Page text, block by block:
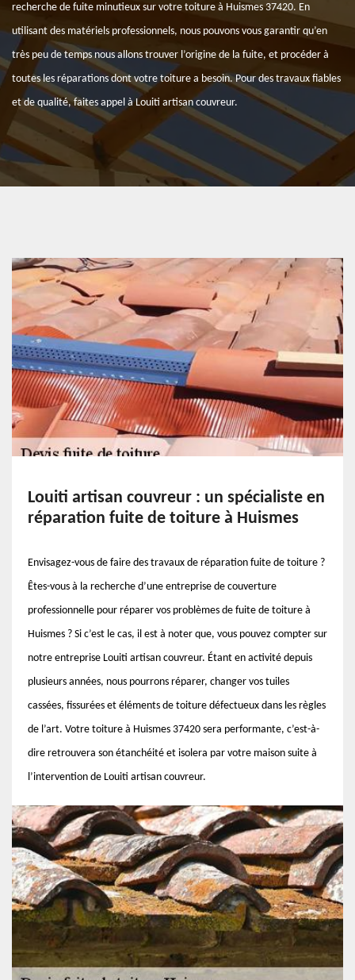
recherche de fuite minutieux sur votre toiture à Huismes 37420. En
utilisant des matériels professionnels, nous pouvons vous garantir qu’en
très peu de temps nous allons trouver l’origine de la fuite, et procéder à
toutes les réparations dont votre toiture a besoin. Pour des travaux fiables
et de qualité, faites appel à Louiti artisan couvreur.
Louiti artisan couvreur : un spécialiste en
réparation fuite de toiture à Huismes
Envisagez-vous de faire des travaux de réparation fuite de toiture ?
Êtes-vous à la recherche d’une entreprise de couverture
professionnelle pour réparer vos problèmes de fuite de toiture à
Huismes ? Si c’est le cas, il est à noter que, vous pouvez compter sur
notre entreprise Louiti artisan couvreur. Étant en activité depuis
plusieurs années, nous pourrons réparer, changer vos tuiles
cassées, fissurées et éléments de toiture défectueux dans les règles
de l’art. Votre toiture à Huismes 37420 sera performante, c’est-à-
dire retrouvera son étanchéité et isolera par votre maison suite à
l’intervention de Louiti artisan couvreur.